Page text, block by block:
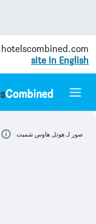
site in English
صور لـ هوتل هاوس شميت